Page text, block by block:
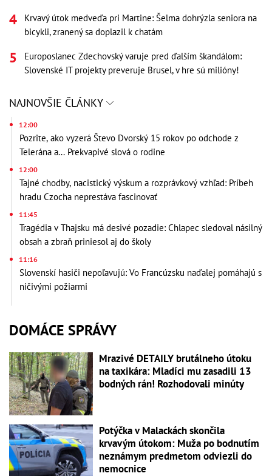
Krvavý útok medveďa pri Martine: Šelma dohrýzla seniora na
bicykli, zranený sa doplazil k chatám
Europoslanec Zdechovský varuje pred ďalším škandálom:
Slovenské IT projekty preveruje Brusel, v hre sú milióny!
NAJNOVŠIE ČLÁNKY
12:00
Pozrite, ako vyzerá Števo Dvorský 15 rokov po odchode z
Telerána a... Prekvapivé slová o rodine
12:00
Tajné chodby, nacistický výskum a rozprávkový vzhľad: Príbeh
hradu Czocha neprestáva fascinovať
11:45
Tragédia v Thajsku má desivé pozadie: Chlapec sledoval násilný
obsah a zbraň priniesol aj do školy
11:16
Slovenskí hasiči nepoľavujú: Vo Francúzsku naďalej pomáhajú s
ničivými požiarmi
DOMÁCE SPRÁVY
Mrazivé DETAILY brutálneho útoku
na taxikára: Mladíci mu zasadili 13
bodných rán! Rozhodovali minúty
Potýčka v Malackách skončila
krvavým útokom: Muža po bodnutím
neznámym predmetom odviezli do
nemocnice